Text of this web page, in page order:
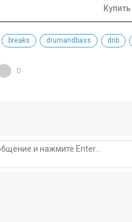
breaks drumandbass dnb
0